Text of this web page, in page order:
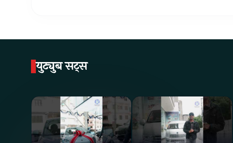
युट्युब सट्स